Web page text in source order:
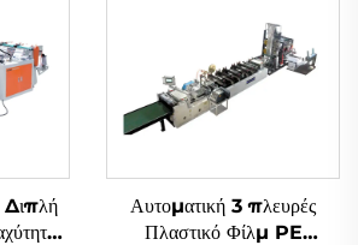
Διπλή
Αυτοματική 3 πλευρές
Πλαστικό Φίλμ PE